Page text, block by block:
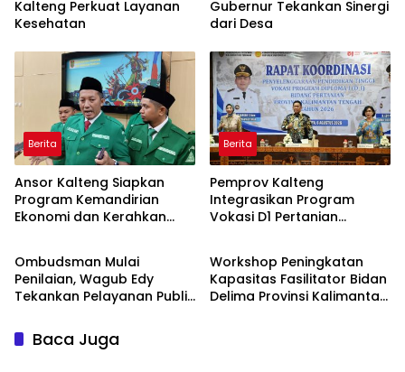
Kalteng Perkuat Layanan
Kesehatan
Gubernur Tekankan Sinergi
dari Desa
Berita
Ansor Kalteng Siapkan
Program Kemandirian
Ekonomi dan Kerahkan
Berita
Pemprov Kalteng
Integrasikan Program
Vokasi D1 Pertanian
Berita
Ombudsman Mulai
Penilaian, Wagub Edy
Tekankan Pelayanan Publik
Berita
Workshop Peningkatan
Kapasitas Fasilitator Bidan
Delima Provinsi Kalimantan
Baca Juga